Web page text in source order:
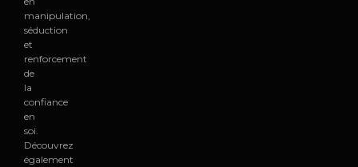
manipulation,
séduction
et
renforcement
de
la
confiance
en
soi.
Découvrez
également